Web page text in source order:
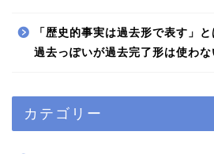
「歴史的事実は過去形で表す」
過去っぽいが過去完了形は使わな
カテゴリー